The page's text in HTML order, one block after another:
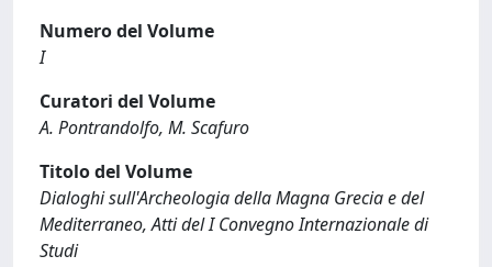
Numero del Volume
I
Curatori del Volume
A. Pontrandolfo, M. Scafuro
Titolo del Volume
Dialoghi sull'Archeologia della Magna Grecia e del
Mediterraneo, Atti del I Convegno Internazionale di
Studi